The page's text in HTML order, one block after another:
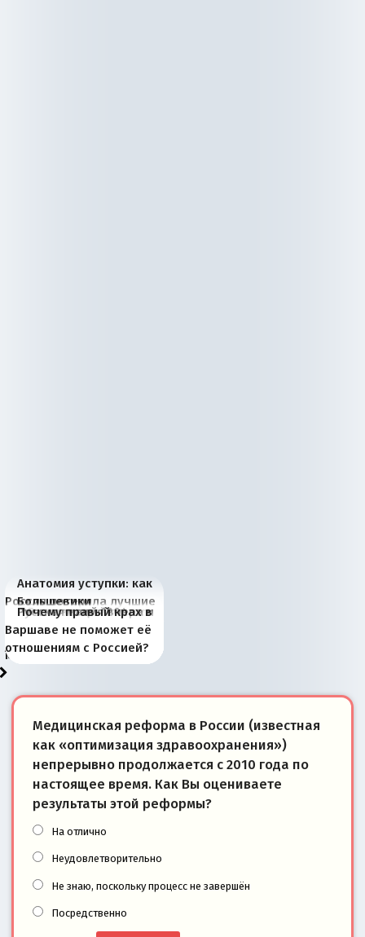
Анатомия уступки: как
Россия потеряла лучшие
рыбопромысловые
районы Баренцева
моря
Большевики
отличаются от «Яблока»
тем, что они -
победители
Киевская марионетка
Запада рассказала о
«переобувании» хозяев
В России назрели
перемены: 15 шагов к
суверенной экономике
Миграционный пожар
Европы
Россия начинает
сбрасывать балласт
Анкориджа
Россия зимой 1904
года: первые уступки во
внутренней политике
Русская нация вчера и
сегодня
Почему правый крах в
Варшаве не поможет её
отношениям с Россией?
Медицинская реформа в России (известная
как «оптимизация здравоохранения»)
непрерывно продолжается с 2010 года по
настоящее время. Как Вы оцениваете
результаты этой реформы?
На отлично
Неудовлетворительно
Не знаю, поскольку процесс не завершён
Посредственно